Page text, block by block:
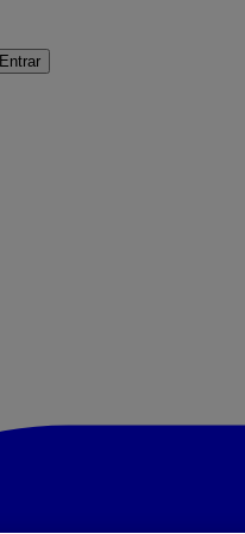
Entrar